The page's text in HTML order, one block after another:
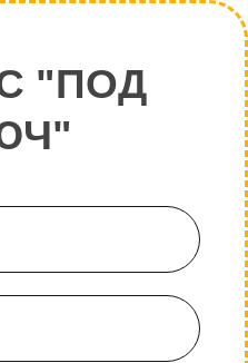
"ПОД